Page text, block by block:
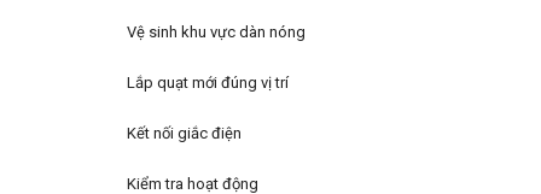
Vệ sinh khu vực dàn nóng
Lắp quạt mới đúng vị trí
Kết nối giắc điện
Kiểm tra hoạt động